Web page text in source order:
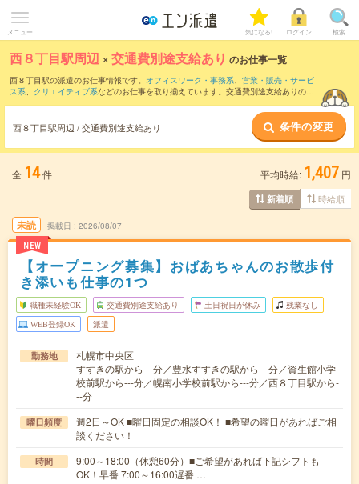
メニュー 気になる! ログイン 検索
西８丁目駅周辺 ×交通費別途支給あり のお仕事一覧
西８丁目駅の派遣のお仕事情報です。 オフィスワーク・事務系、 営業・販売・サービ
ス系、 クリエイティブ系などのお仕事を取り揃えています。交通費別途支給ありの条
西８丁目駅周辺 / 交通費別途支給あり 条件の変更
全 14件 平均時給: 1,407 円
新着順 時給順
未読
NEW
掲載日 2026/08/07
【オープニング募集】おばあちゃんのお散歩付
き添いも仕事の1つ
職種未経験OK 交通費別途支給あり 土日祝日が休み 残業なし
WEB登録OK 派遣
勤務地
札幌市中央区
すすきの駅から---分／豊水すすきの駅から---分／資生館小学
校前駅から---分／幌南小学校前駅から---分／西８丁目駅から-
--分
曜日頻度
週2日～OK ■曜日固定の相談OK！ ■希望の曜日があればご相
談ください！
時間
9:00～18:00（休憩60分）■ご希望があれば下記シフトも
OK！早番 7:00～16:00遅番 …